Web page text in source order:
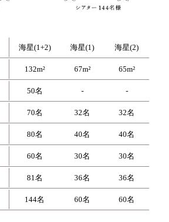
海星(1+2) 海星(1) 海星(2)
132m² 67m² 65m²
50名 - -
70名 32名 32名
80名 40名 40名
60名 30名 30名
81名 36名 36名
144名 60名 60名